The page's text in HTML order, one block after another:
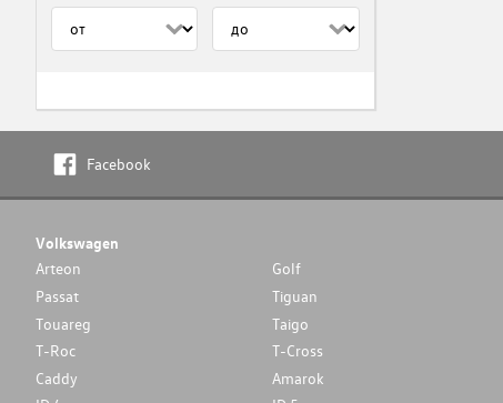
Facebook
Volkswagen
Arteon
Golf
Passat
Tiguan
Touareg
Taigo
T-Roc
T-Cross
Caddy
Amarok